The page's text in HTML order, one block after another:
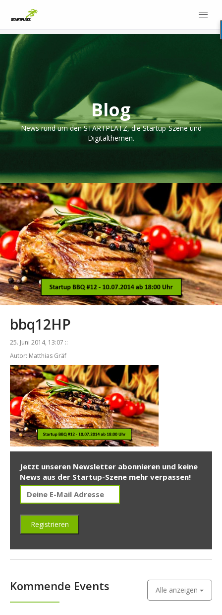
Blog
News rund um den STARTPLATZ, die Startup-Szene und
Digitalthemen.
bbq12HP
25. Juni 2014, 13:07 ::
Autor: Matthias Gräf
Jetzt unseren Newsletter abonnieren und keine
News aus der Startup-Szene mehr verpassen!
Kommende Events Alle anzeigen